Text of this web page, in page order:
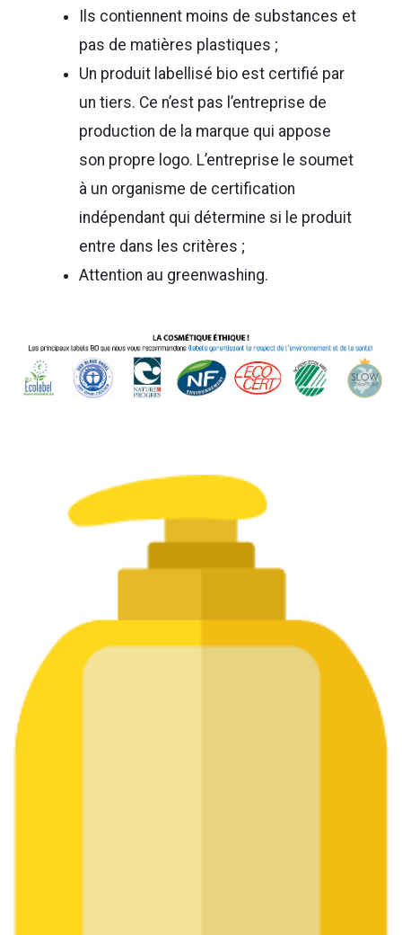
Ils contiennent moins de substances et
pas de matières plastiques ;
Un produit labellisé bio est certifié par
un tiers. Ce n’est pas l’entreprise de
production de la marque qui appose
son propre logo. L’entreprise le soumet
à un organisme de certification
indépendant qui détermine si le produit
entre dans les critères ;
Attention au greenwashing.